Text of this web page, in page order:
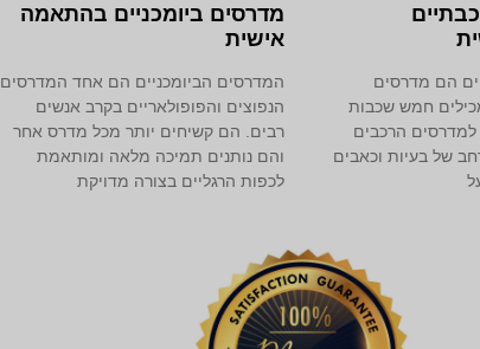
הם מדרסים
חמש שכבות
הרכבים
של בעיות וכאבים
מדרסים ביומכניים בהתאמה
אישית
המדרסים הביומכניים הם אחד המדרסים
הנפוצים והפופולאריים בקרב אנשים
רבים. הם קשיחים יותר מכל מדרס אחר
והם נותנים תמיכה מלאה ומותאמת
לכפות הרגליים בצורה מדויקת